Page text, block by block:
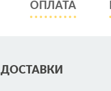
ОПЛАТА